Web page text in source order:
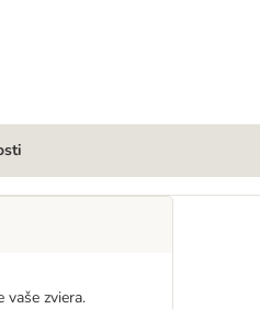
vaše zviera.